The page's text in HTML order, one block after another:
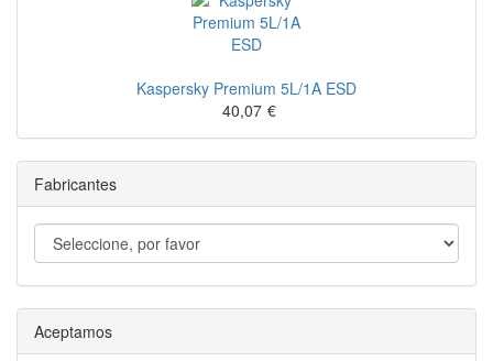
Kaspersky Premium 5L/1A ESD
40,07 €
Fabricantes
Aceptamos